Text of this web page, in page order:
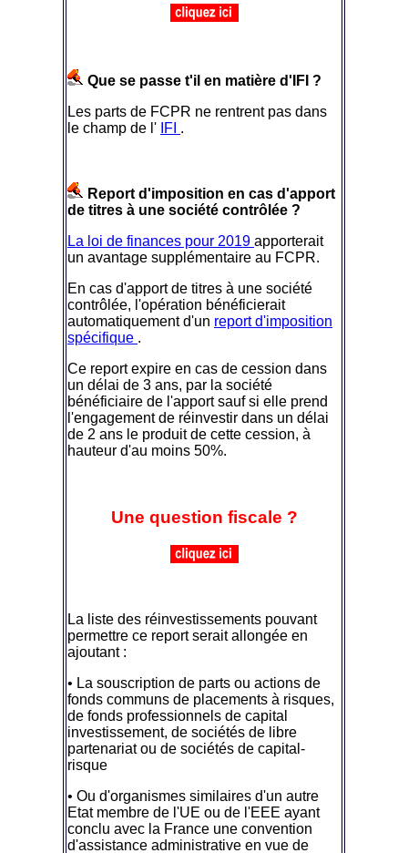
Que se passe t'il en matière d'IFI ?
Les parts de FCPR ne rentrent pas dans
le champ de l' IFI .
Report d'imposition en cas d'apport
de titres à une société contrôlée ?
La loi de finances pour 2019 apporterait
un avantage supplémentaire au FCPR.
En cas d'apport de titres à une société
contrôlée, l'opération bénéficierait
automatiquement d'un report d'imposition
spécifique .
Ce report expire en cas de cession dans
un délai de 3 ans, par la société
bénéficiaire de l'apport sauf si elle prend
l'engagement de réinvestir dans un délai
de 2 ans le produit de cette cession, à
hauteur d'au moins 50%.
Une question fiscale ?
La liste des réinvestissements pouvant
permettre ce report serait allongée en
ajoutant :
• La souscription de parts ou actions de
fonds communs de placements à risques,
de fonds professionnels de capital
investissement, de sociétés de libre
partenariat ou de sociétés de capital-
risque
• Ou d'organismes similaires d'un autre
Etat membre de l'UE ou de l'EEE ayant
conclu avec la France une convention
d'assistance administrative en vue de